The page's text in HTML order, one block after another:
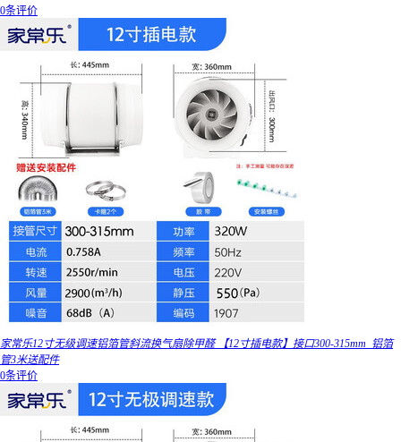
0条评价
家常乐12寸无级调速铝箔管斜流换气扇除甲醛 【12寸插电款】接口300-315mm_铝箔
管3米送配件
0条评价